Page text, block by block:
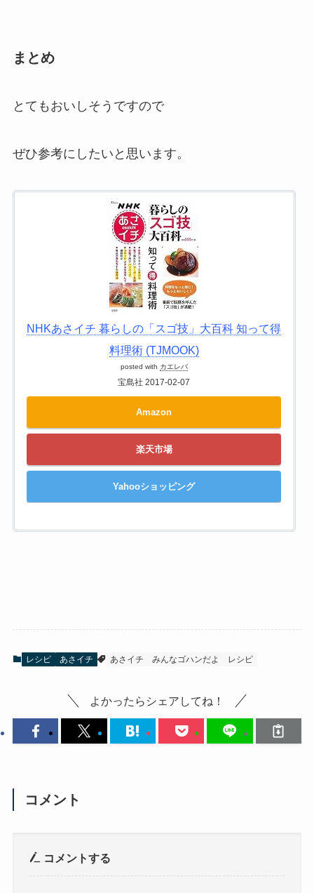
まとめ
とてもおいしそうですので
ぜひ参考にしたいと思います。
NHKあさイチ 暮らしの「スゴ技」大百科 知って得
料理術 (TJMOOK)
posted with カエレバ
宝島社 2017-02-07
Amazon
楽天市場
Yahooショッピング
レシピ あさイチ あさイチ みんなゴハンだよ レシピ
よかったらシェアしてね！
コメント
コメントする